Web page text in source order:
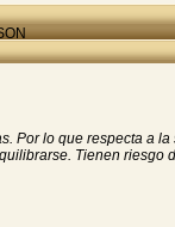
Por lo que respecta a
Tienen riesgo